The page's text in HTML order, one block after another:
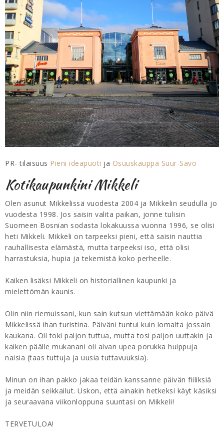
PR- tilaisuus Pieni ideapuoti ja Osuuskauppa Suur-Savo
Kotikaupunkini Mikkeli
Olen asunut Mikkelissä vuodesta 2004 ja Mikkelin seudulla jo
vuodesta 1998. Jos saisin valita paikan, jonne tulisin
Suomeen Bosnian sodasta lokakuussa vuonna 1996, se olisi
heti Mikkeli. Mikkeli on tarpeeksi pieni, että saisin nauttia
rauhallisesta elämästä, mutta tarpeeksi iso, että olisi
harrastuksia, hupia ja tekemistä koko perheelle.
Kaiken lisäksi Mikkeli on historiallinen kaupunki ja
mielettömän kaunis.
Olin niin riemuissani, kun sain kutsun viettämään koko päivä
Mikkelissä ihan turistina. Päiväni tuntui kuin lomalta jossain
kaukana. Oli toki paljon tuttua, mutta tosi paljon uuttakin ja
kaiken päälle mukanani oli aivan upea porukka huippuja
naisia (taas tuttuja ja uusia tuttavuuksia).
Minun on ihan pakko jakaa teidän kanssanne päivän fiiliksiä
ja meidän seikkailut. Uskon, että ainakin hetkeksi käyt käsiksi
ja seuraavana viikonloppuna suuntasi on Mikkeli!
TERVETULOA!